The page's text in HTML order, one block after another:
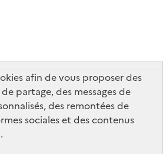
afin de vous proposer des
partage, des messages de
des remontées de
sociales et des contenus
info.gouv.fr
data.gouv.fr